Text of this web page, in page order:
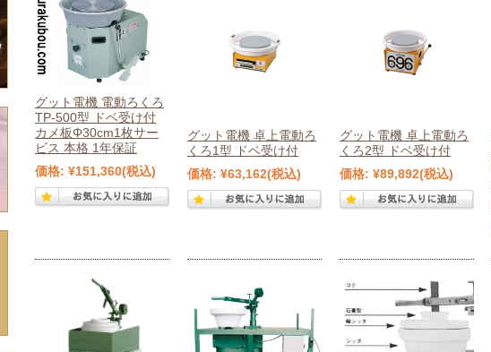
グット電機 電動ろくろ
TP-500型 ドベ受け付
カメ板Φ30cm1枚サー
ビス 本格 1年保証
価格: ¥151,360(税込)
グット電機 卓上電動ろ
くろ1型 ドベ受け付
価格: ¥63,162(税込)
グット電機 卓上電動ろ
くろ2型 ドベ受け付
価格: ¥89,892(税込)